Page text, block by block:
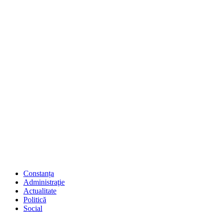
Constanța
Administraţie
Actualitate
Politică
Social